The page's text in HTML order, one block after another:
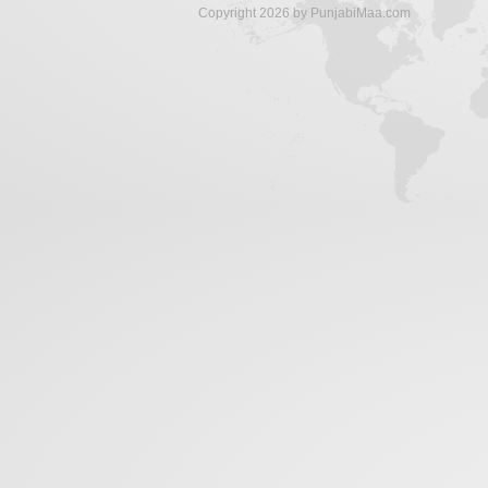
Copyright 2026 by PunjabiMaa.com